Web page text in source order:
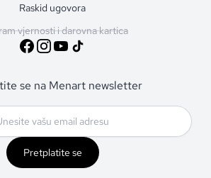
Raskid ugovora
vjernosti i darovna kartica
se na Menart newsletter
Pretplatite se